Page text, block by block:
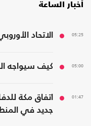
أخبار الساعة
05:25 الاتحاد
05:00 كيف سيواجه
01:47
اتفاق مكة
جديد في